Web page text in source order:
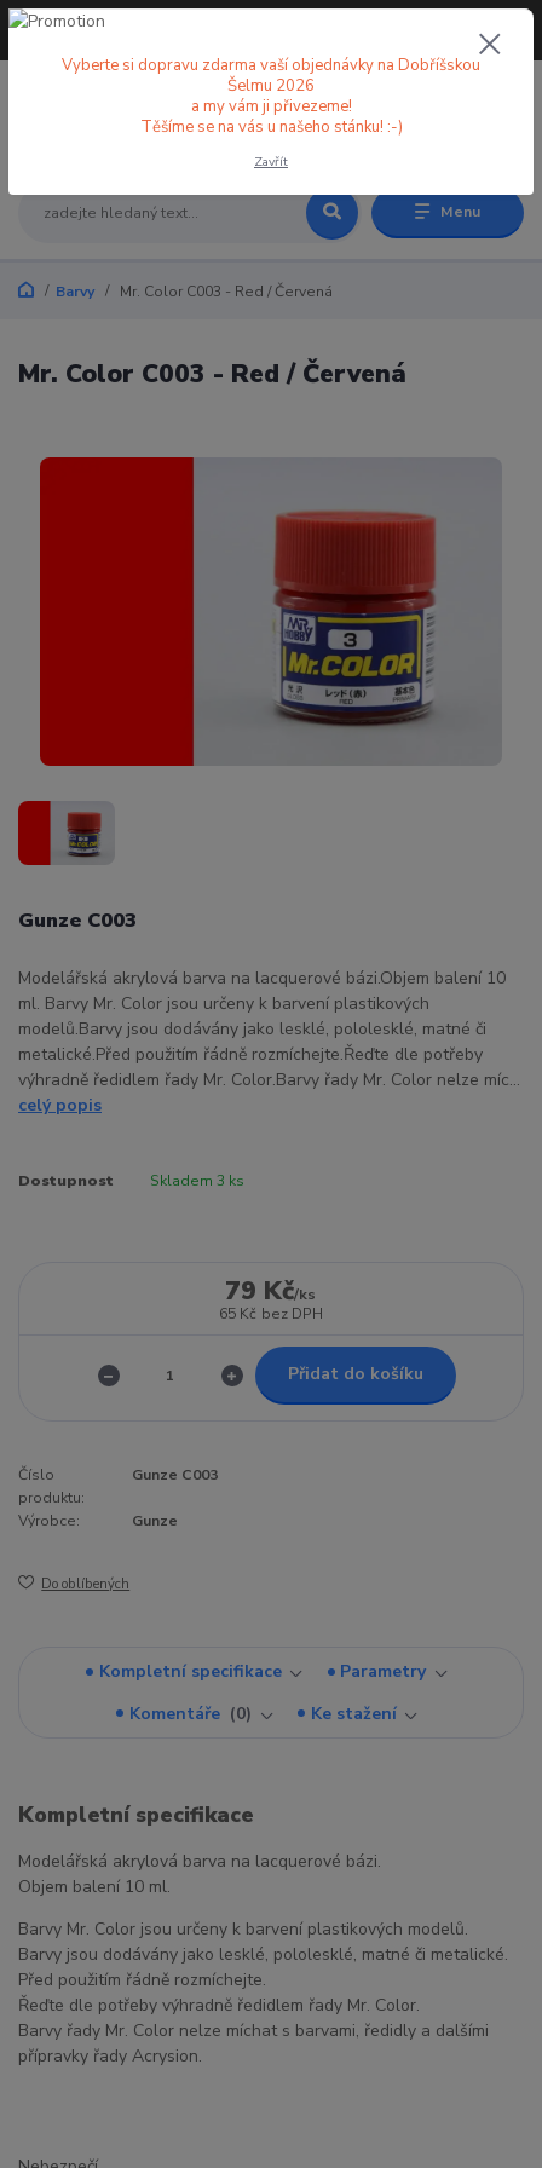
Menu
+420 773 998 582
Barvy Mr. Color C003 - Red / Červená
Mr. Color C003 - Red / Červená
Gunze C003
Modelářská akrylová barva na lacquerové bázi.Objem balení 10
ml. Barvy Mr. Color jsou určeny k barvení plastikových
modelů.Barvy jsou dodávány jako lesklé, pololesklé, matné či
metalické.Před použitím řádně rozmíchejte.Řeďte dle potřeby
výhradně ředidlem řady Mr. Color.Barvy řady Mr. Color nelze míc...
celý popis
Dostupnost Skladem 3 ks
79 Kč/ks
65 Kč bez DPH
Přidat do košíku
Číslo
produktu:
Gunze C003
Výrobce: Gunze
Do oblíbených
Kompletní specifikace
Parametry
Komentáře
0 Ke stažení
Kompletní specifikace
Modelářská akrylová barva na lacquerové bázi.
Objem balení 10 ml.
Barvy Mr. Color jsou určeny k barvení plastikových modelů.
Barvy jsou dodávány jako lesklé, pololesklé, matné či metalické.
Před použitím řádně rozmíchejte.
Řeďte dle potřeby výhradně ředidlem řady Mr. Color.
Barvy řady Mr. Color nelze míchat s barvami, ředidly a dalšími
přípravky řady Acrysion.
Vyberte si dopravu zdarma vaší objednávky na Dobříšskou
Šelmu 2026
a my vám ji přivezeme!
Těšíme se na vás u našeho stánku! :-)
Zavřít